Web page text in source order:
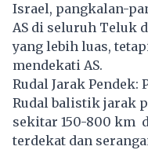
Israel, pangkalan-
AS di seluruh Teluk
yang lebih luas,
mendekati AS.
Rudal Jarak Pendek:
Rudal balistik jarak
sekitar 150-800 km
terdekat dan